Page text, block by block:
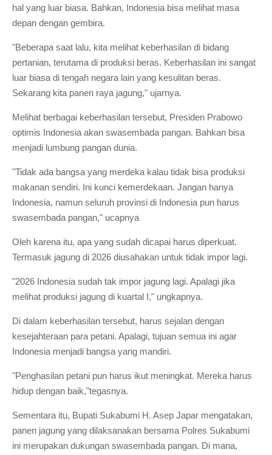
hal yang luar biasa. Bahkan, Indonesia bisa melihat masa
depan dengan gembira.
"Beberapa saat lalu, kita melihat keberhasilan di bidang
pertanian, terutama di produksi beras. Keberhasilan ini sangat
luar biasa di tengah negara lain yang kesulitan beras.
Sekarang kita panen raya jagung," ujarnya.
Melihat berbagai keberhasilan tersebut, Presiden Prabowo
optimis Indonesia akan swasembada pangan. Bahkan bisa
menjadi lumbung pangan dunia.
"Tidak ada bangsa yang merdeka kalau tidak bisa produksi
makanan sendiri. Ini kunci kemerdekaan. Jangan hanya
Indonesia, namun seluruh provinsi di Indonesia pun harus
swasembada pangan," ucapnya
Oleh karena itu, apa yang sudah dicapai harus diperkuat.
Termasuk jagung di 2026 diusahakan untuk tidak impor lagi.
"2026 Indonesia sudah tak impor jagung lagi. Apalagi jika
melihat produksi jagung di kuartal I," ungkapnya.
Di dalam keberhasilan tersebut, harus sejalan dengan
kesejahteraan para petani. Apalagi, tujuan semua ini agar
Indonesia menjadi bangsa yang mandiri.
"Penghasilan petani pun harus ikut meningkat. Mereka harus
hidup dengan baik,"tegasnya.
Sementara itu, Bupati Sukabumi H. Asep Japar mengatakan,
panen jagung yang dilaksanakan bersama Polres Sukabumi
ini merupakan dukungan swasembada pangan. Di mana,